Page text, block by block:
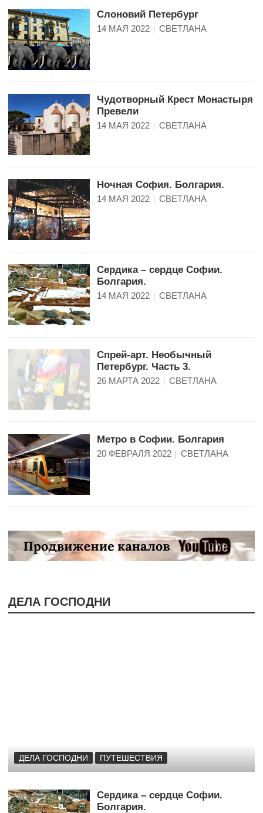
Слоновий Петербург
14 МАЯ 2022 СВЕТЛАНА
Чудотворный Крест Монастыря
Превели
14 МАЯ 2022 СВЕТЛАНА
Ночная София. Болгария.
14 МАЯ 2022 СВЕТЛАНА
Сердика – сердце Софии.
Болгария.
14 МАЯ 2022 СВЕТЛАНА
Спрей-арт. Необычный
Петербург. Часть 3.
26 МАРТА 2022 СВЕТЛАНА
Метро в Софии. Болгария
20 ФЕВРАЛЯ 2022 СВЕТЛАНА
ДЕЛА ГОСПОДНИ
ДЕЛА ГОСПОДНИ ПУТЕШЕСТВИЯ
Превели
14 МАЯ 2022 СВЕТЛАНА
Сердика – сердце Софии.
Болгария.